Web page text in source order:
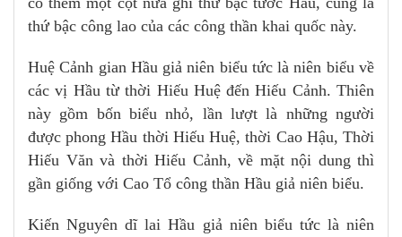
thứ bậc công lao của các công thần khai quốc này.
Huệ Cảnh gian Hầu giả niên biểu tức là niên biểu về
các vị Hầu từ thời Hiếu Huệ đến Hiếu Cảnh. Thiên
này gồm bốn biểu nhỏ, lần lượt là những người
được phong Hầu thời Hiếu Huệ, thời Cao Hậu, Thời
Hiếu Văn và thời Hiếu Cảnh, về mặt nội dung thì
gần giống với Cao Tổ công thần Hầu giả niên biểu.
Kiến Nguyên dĩ lai Hầu giả niên biểu tức là niên